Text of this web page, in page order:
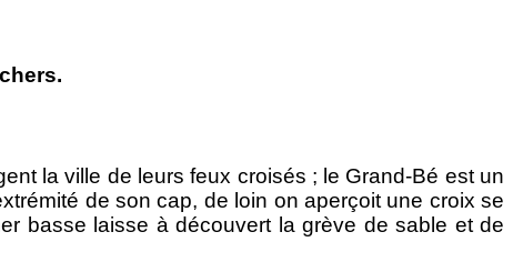
la ville de leurs feux croisés ; le Grand-Bé est un
de son cap, de loin on aperçoit une croix se
basse laisse à découvert la grève de sable et de